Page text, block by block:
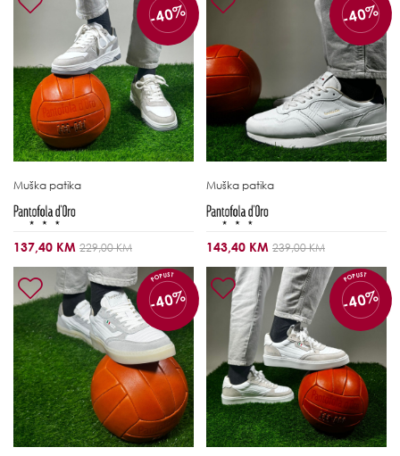
-40%
Muška patika
137,40 KM 229,00 KM
-40%
Muška patika
143,40 KM 239,00 KM
POPUST
-40%
POPUST
-40%